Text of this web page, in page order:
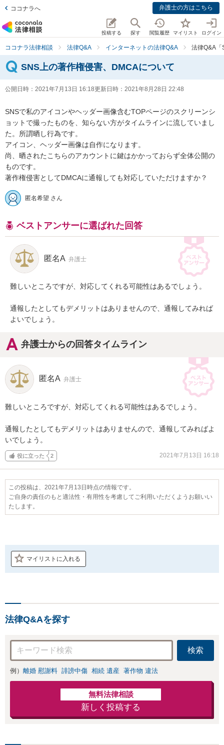
ココナラへ 弁護士の方はこちら
投稿する 探す 閲覧履歴 マイリスト ログイン
ココナラ法律相談 法律Q&A インターネットの法律Q&A 法律Q&A
SNS上の著作権侵害、DMCAについて
公開日時： 2021年7月13日 16:18更新日時： 2021年8月28日 22:48
SNSで私のアイコンやヘッダー画像含むTOPページのスクリーンシ
ョットで撮ったものを、知らない方がタイムラインに流していまし
た。所謂晒し行為です。
アイコン、ヘッダー画像は自作になります。
尚、晒されたこちらのアカウントに鍵はかかっておらず全体公開の
ものです。
著作権侵害としてDMCAに通報しても対応していただけますか？
匿名希望 さん
ベストアンサーに選ばれた回答
匿名A 弁護士
難しいところですが、対応してくれる可能性はあるでしょう。
通報したとしてもデメリットはありませんので、通報してみれば
よいでしょう。
弁護士からの回答タイムライン
匿名A 弁護士
難しいところですが、対応してくれる可能性はあるでしょう。
通報したとしてもデメリットはありませんので、通報してみればよ
いでしょう。
役に立った 2 2021年7月13日 16:18
この投稿は、2021年7月13日時点の情報です。
ご自身の責任のもと適法性・有用性を考慮してご利用いただくようお願いい
たします。
マイリストに入れる
法律Q&Aを探す
検索
例） 離婚 慰謝料 誹謗中傷 相続 遺産 著作物 違法
無料法律相談
新しく投稿する